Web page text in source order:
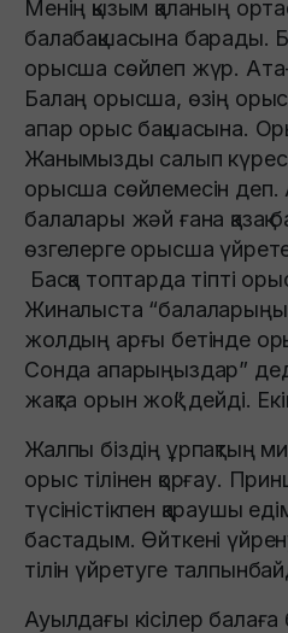
Менің қызым қаланың
балабақшасына барады.
орысша сөйлеп жүр.
Балаң орысша, өзің
апар орыс бақшасына.
Жанымызды салып
орысша сөйлемесін
балалары жәй ғана қазақ
өзгелерге орысша
Басқа топтарда тіпті
Жиналыста
жолдың арғы бетінде
Сонда апарыңыздар”
жақта орын жоқ” дейді.
Жалпы біздің ұрпақтың
орыс тілінен қорғау.
түсіністікпен қараушы
бастадым. Өйткені
тілін үйретуге
Ауылдағы кісілер балаға